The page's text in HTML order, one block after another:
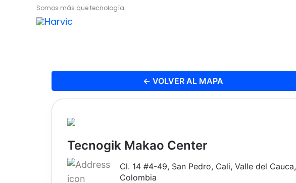
Somos más que tecnología
← VOLVER AL MAPA
Tecnogik Makao Center
Cl. 14 #4-49, San Pedro, Cali, Valle del Cauca,
Colombia